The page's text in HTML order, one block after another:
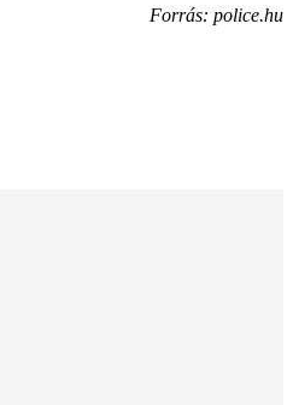
Forrás: police.hu